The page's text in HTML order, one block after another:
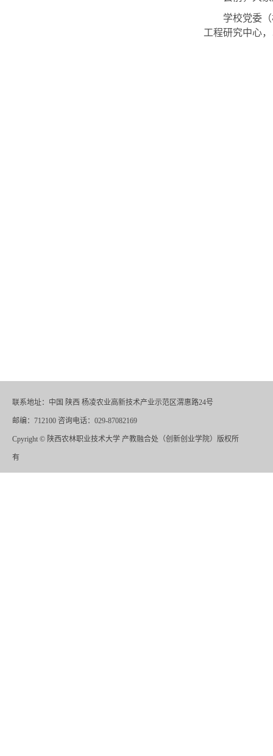
学校党委
工程研究中心
联系地址：中国 陕西 杨凌农业高新技术产业示范区渭惠路24号
邮编：712100 咨询电话：029-87082169
Cpyright © 陕西农林职业技术大学 产教融合处（创新创业学院）版权所
有